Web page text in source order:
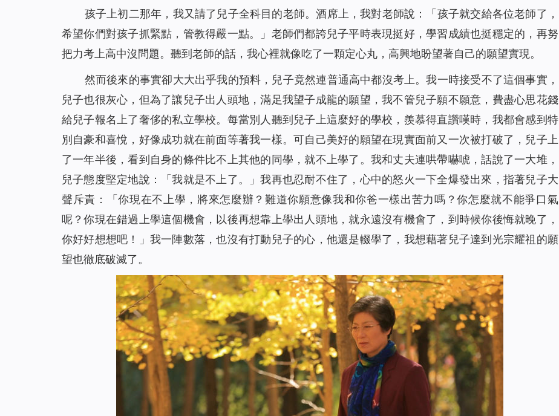
孩子上初二那年，我又請了兒子全科目的老師。酒席上，我對老師說：「孩子就交給各位老師了，
希望你們對孩子抓緊點，管教得嚴一點。」老師們都誇兒子平時表現挺好，學習成績也挺穩定的，再努
把力考上高中沒問題。聽到老師的話，我心裡就像吃了一顆定心丸，高興地盼望著自己的願望實現。
然而後來的事實卻大大出乎我的預料，兒子竟然連普通高中都沒考上。我一時接受不了這個事實，
兒子也很灰心，但為了讓兒子出人頭地，滿足我望子成龍的願望，我不管兒子願不願意，費盡心思花錢
給兒子報名上了奢侈的私立學校。每當別人聽到兒子上這麼好的學校，羨慕得直讚嘆時，我都會感到特
別自豪和喜悅，好像成功就在前面等著我一樣。可自己美好的願望在現實面前又一次被打破了，兒子上
了一年半後，看到自身的條件比不上其他的同學，就不上學了。我和丈夫連哄帶嚇唬，話說了一大堆，
兒子態度堅定地說：「我就是不上了。」我再也忍耐不住了，心中的怒火一下全爆發出來，指著兒子大
聲斥責：「你現在不上學，將來怎麼辦？難道你願意像我和你爸一樣出苦力嗎？你怎麼就不能爭口氣
呢？你現在錯過上學這個機會，以後再想靠上學出人頭地，就永遠沒有機會了，到時候你後悔就晚了，
你好好想想吧！」我一陣數落，也沒有打動兒子的心，他還是輟學了，我想藉著兒子達到光宗耀祖的願
望也徹底破滅了。